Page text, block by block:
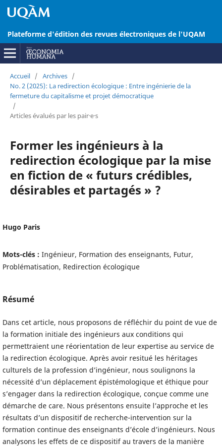
Plateforme d'édition des revues électroniques de l'UQAM
Accueil / Archives /
No. 2 (2025): La redirection écologique : Entre ingénierie de la
fermeture du capitalisme et projet démocratique
/
Articles évalués par les pair·e·s
Former les ingénieurs à la
redirection écologique par la mise
en fiction de « futurs crédibles,
désirables et partagés » ?
Hugo Paris
Mots-clés : Ingénieur, Formation des enseignants, Futur,
Problématisation, Redirection écologique
Résumé
Dans cet article, nous proposons de réfléchir du point de vue de
la formation initiale des ingénieurs aux conditions qui
permettraient une réorientation de leur expertise au service de
la redirection écologique. Après avoir resitué les héritages
culturels de la profession d’ingénieur, nous soulignons la
nécessité d’un déplacement épistémologique et éthique pour
s’engager dans la redirection écologique, conçue comme une
démarche de care. Nous présentons ensuite l’approche et les
résultats d’un dispositif de recherche-intervention sur la
formation continue des enseignants d’école d’ingénieurs. Nous
analysons les effets de ce dispositif au travers de la manière